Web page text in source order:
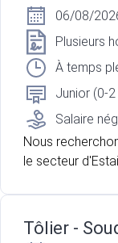
06/08/
Plusieurs
À temps
Junior (0-
Salaire
Nous
le secteur
Tôlier -